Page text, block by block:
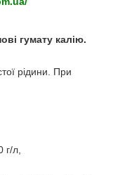
гумату калію.
рідини. При
г/л,